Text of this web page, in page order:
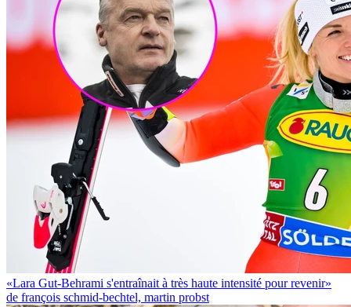
«Lara Gut-Behrami s'entraînait à très haute intensité pour revenir»
de françois schmid-bechtel, martin probst